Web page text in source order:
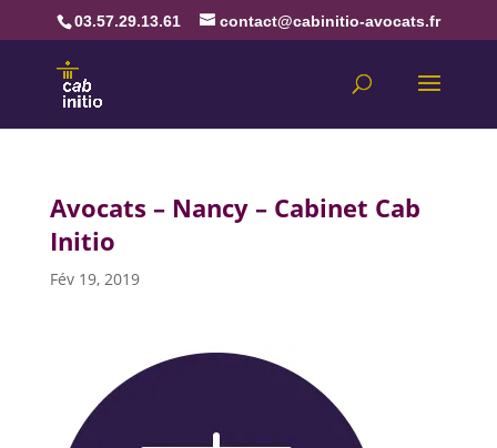
03.57.29.13.61 contact@cabinitio-avocats.fr
Avocats – Nancy – Cabinet Cab
Initio
Fév 19, 2019